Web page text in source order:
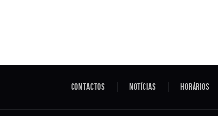
Contactos Notícias Horários